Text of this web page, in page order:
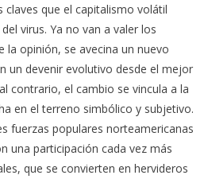
claves que el capitalismo volátil
virus. Ya no van a valer los
la opinión, se avecina un nuevo
un devenir evolutivo desde el mejor
contrario, el cambio se vincula a la
en el terreno simbólico y subjetivo.
fuerzas populares norteamericanas
una participación cada vez más
que se convierten en hervideros